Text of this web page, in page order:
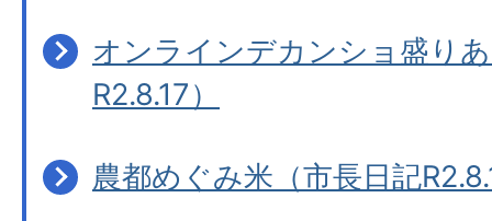
オンラインデカンショ盛り
R2.8.17）
農都めぐみ米（市長日記